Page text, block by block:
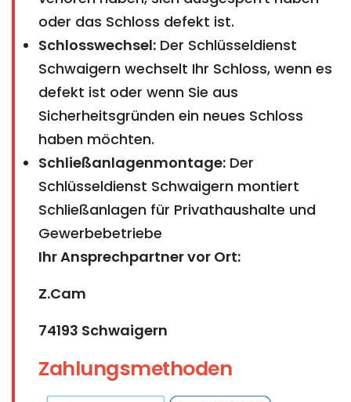
oder das Schloss defekt ist.
Schlosswechsel: Der Schlüsseldienst
Schwaigern wechselt Ihr Schloss, wenn es
defekt ist oder wenn Sie aus
Sicherheitsgründen ein neues Schloss
haben möchten.
Schließanlagenmontage: Der
Schlüsseldienst Schwaigern montiert
Schließanlagen für Privathaushalte und
Gewerbebetriebe
Ihr Ansprechpartner vor Ort:
Z.Cam
74193 Schwaigern
Zahlungsmethoden